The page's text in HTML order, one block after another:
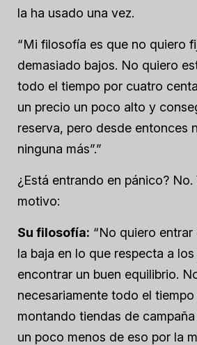
la ha usado una vez.
“Mi filosofía es que no quiero
demasiado bajos. No quiero
todo el tiempo por cuatro
un precio un poco alto y
reserva, pero desde entonces
ninguna más”.”
¿Está entrando en pánico? No.
motivo:
Su filosofía: “No quiero entrar
la baja en lo que respecta a
encontrar un buen equilibrio.
necesariamente todo el
montando tiendas de
un poco menos de eso por la